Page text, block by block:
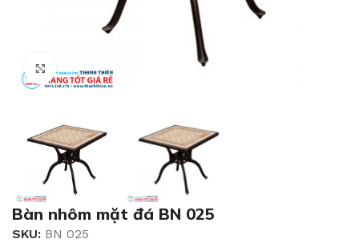
Click to enlarge
Bàn nhôm mặt đá BN 025
SKU: BN 025